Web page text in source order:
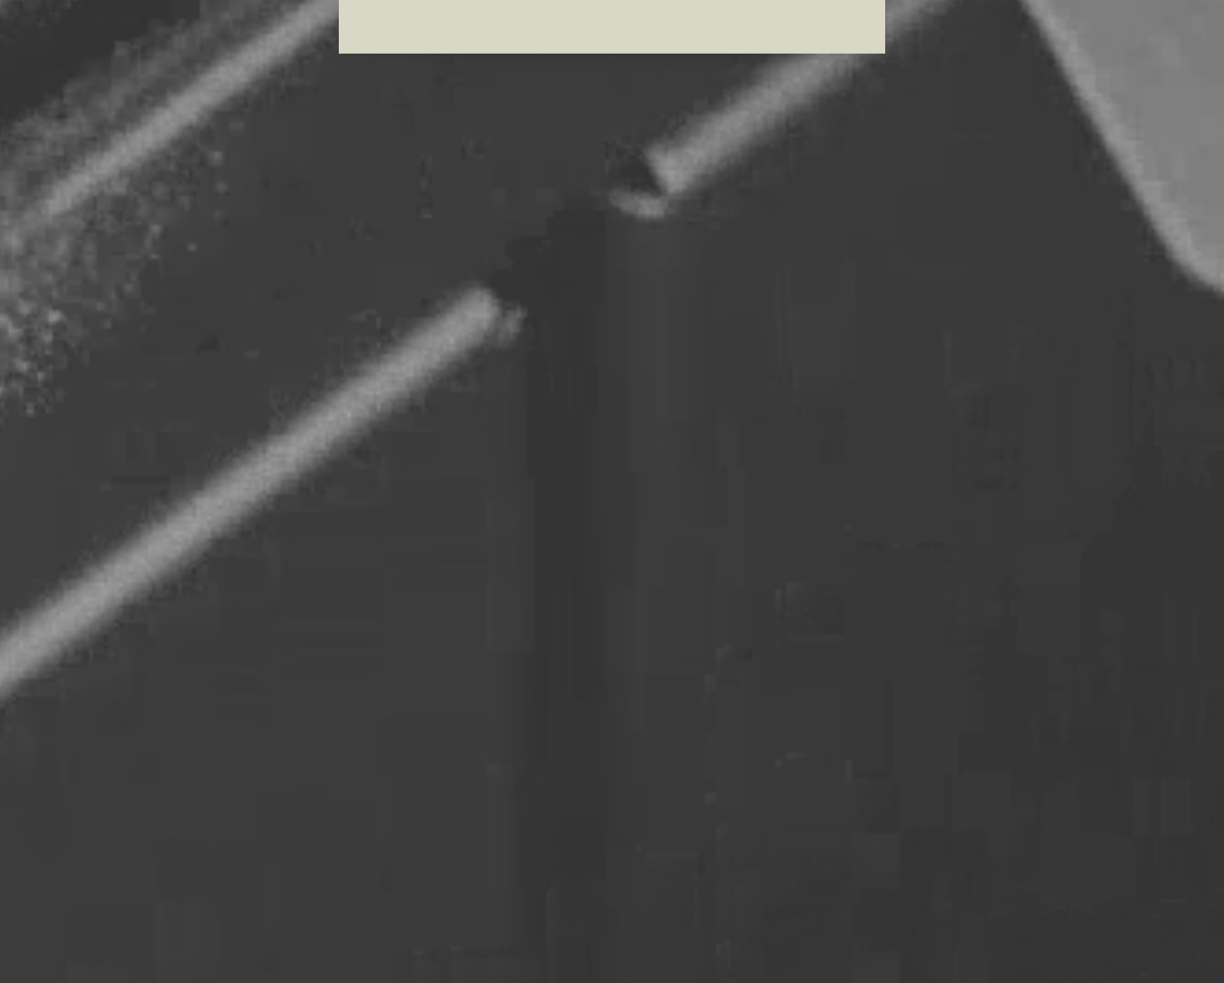
Præference cookies gør det muligt for en hjemmeside at huske oplysninger, der ændrer den
Statistiske cookies giver hjemmesideejere indsigt i brugernes interaktion med hjemmesiden,
annoncer, der er relevante og engagerende for den enkelte bruger, og dermed mere